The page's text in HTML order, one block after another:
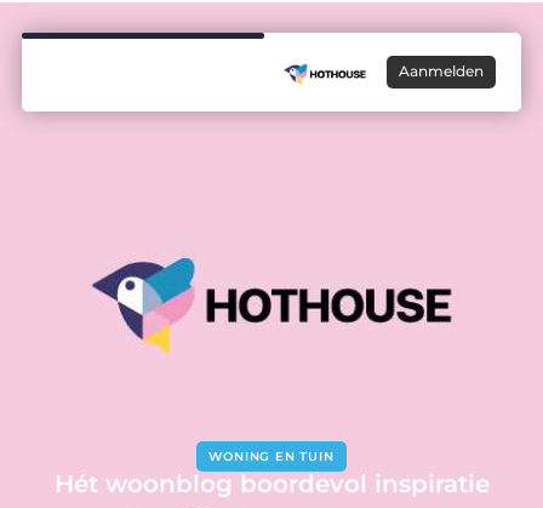
Aanmelden
WONING EN TUIN
Hét woonblog boordevol inspiratie